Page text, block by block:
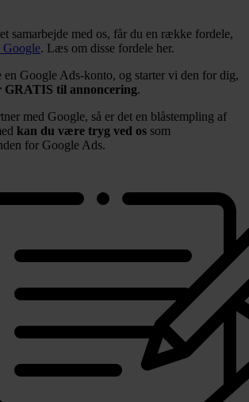
samarbejde med os, får du en række fordele,
Google. Læs om disse fordele her.
en Google Ads-konto, og starter vi den for dig,
GRATIS til annoncering.
med Google, så er det en blåstempling af
kan du være tryg ved os som
for Google Ads.